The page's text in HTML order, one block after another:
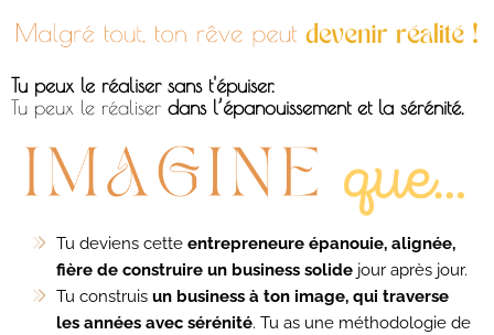
Tu peux le réaliser sans t'épuiser.
Tu peux le réaliser dans l’épanouissement et la sérénité.
Tu deviens cette entrepreneure épanouie, alignée,
fière de construire un business solide jour après jour.
Tu construis un business à ton image, qui traverse
les années avec sérénité. Tu as une méthodologie de